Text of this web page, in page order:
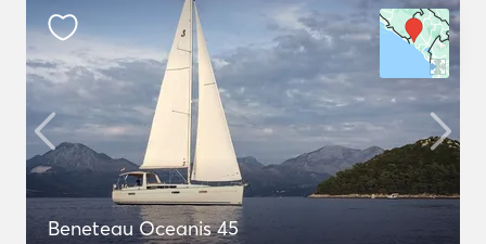
Beneteau Oceanis 45